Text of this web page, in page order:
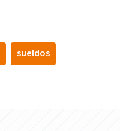
sueldos